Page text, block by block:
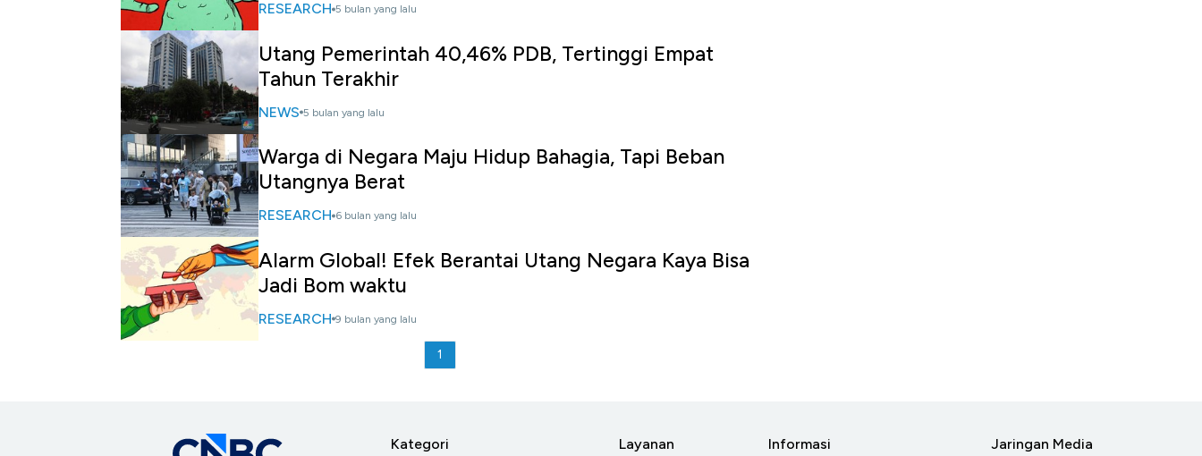
RESEARCH 5 bulan yang lalu
Utang Pemerintah 40,46% PDB, Tertinggi Empat
Tahun Terakhir
NEWS 5 bulan yang lalu
Warga di Negara Maju Hidup Bahagia, Tapi Beban
Utangnya Berat
RESEARCH 6 bulan yang lalu
Alarm Global! Efek Berantai Utang Negara Kaya Bisa
Jadi Bom waktu
RESEARCH 9 bulan yang lalu
1
Kategori Layanan Informasi Jaringan Media